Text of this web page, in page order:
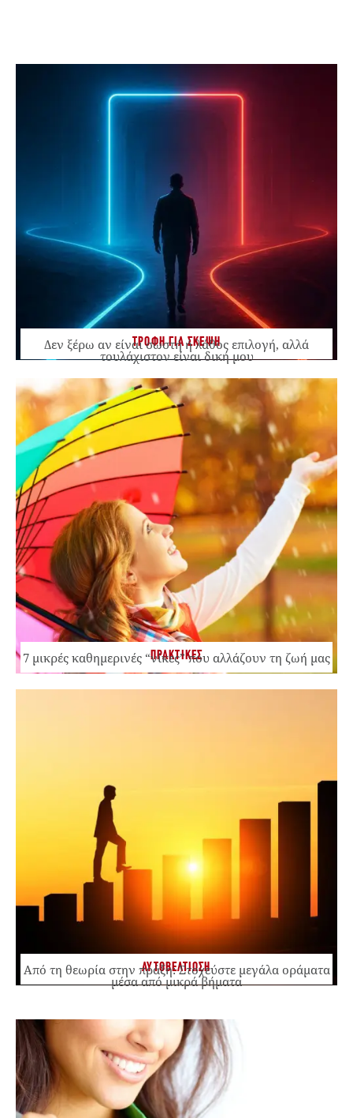
ΤΡΟΦΗ ΓΙΑ ΣΚΕΨΗ
Δεν ξέρω αν είναι σωστή ή λάθος επιλογή, αλλά
τουλάχιστον είναι δική μου
ΠΡΑΚΤΙΚΕΣ
7 μικρές καθημερινές “νίκες” που αλλάζουν τη ζωή μας
ΑΥΤΟΒΕΛΤΙΩΣΗ
Από τη θεωρία στην πράξη: Στοχεύστε μεγάλα οράματα
μέσα από μικρά βήματα